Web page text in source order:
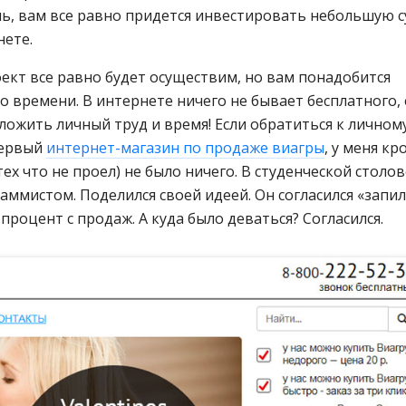
вам все равно придется инвестировать небольшую
все равно будет осуществим, но вам понадобится
В интернете ничего не бывает бесплатного,
личный труд и время! Если обратиться к
интернет-магазин по продаже виагры, у меня
что не проел) не было ничего. В студенческой
Поделился своей идеей. Он согласился
с продаж. А куда было деваться? Согласился.